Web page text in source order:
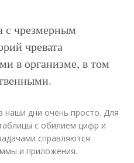
чрезмерным
чревата
в организме, в том
наши дни очень просто. Для
с обилием цифр и
справляются
и приложения.